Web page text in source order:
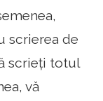
scrierea de
scrieți totul
vă